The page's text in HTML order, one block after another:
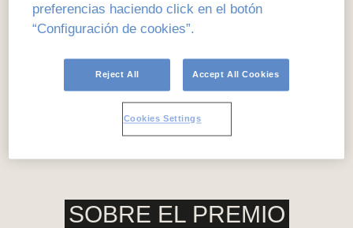
ver bases completas
formulario de inscripción
SOBRE EL PREMIO
preferencias haciendo click en el botón
“Configuración de cookies”.
Reject All Accept All Cookies
Cookies Settings